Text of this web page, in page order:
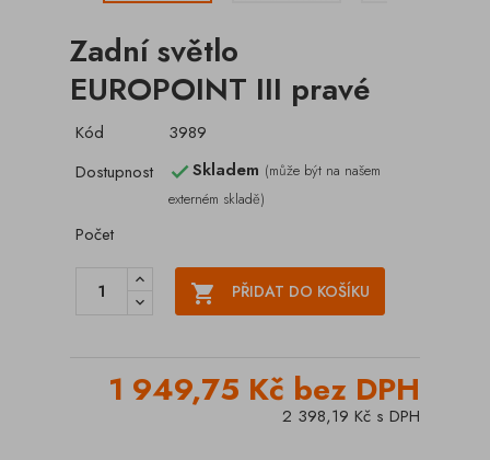
Zadní světlo
EUROPOINT III pravé
Kód
3989
Dostupnost
Skladem (může být na našem
externém skladě)
Počet
 PŘIDAT DO KOŠÍKU
1 949,75 Kč bez DPH
2 398,19 Kč s DPH